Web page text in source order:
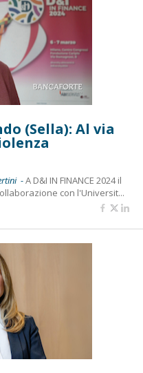
(Sella): Al via
-A D&I IN FINANCE 2024 il
con l'Universit...